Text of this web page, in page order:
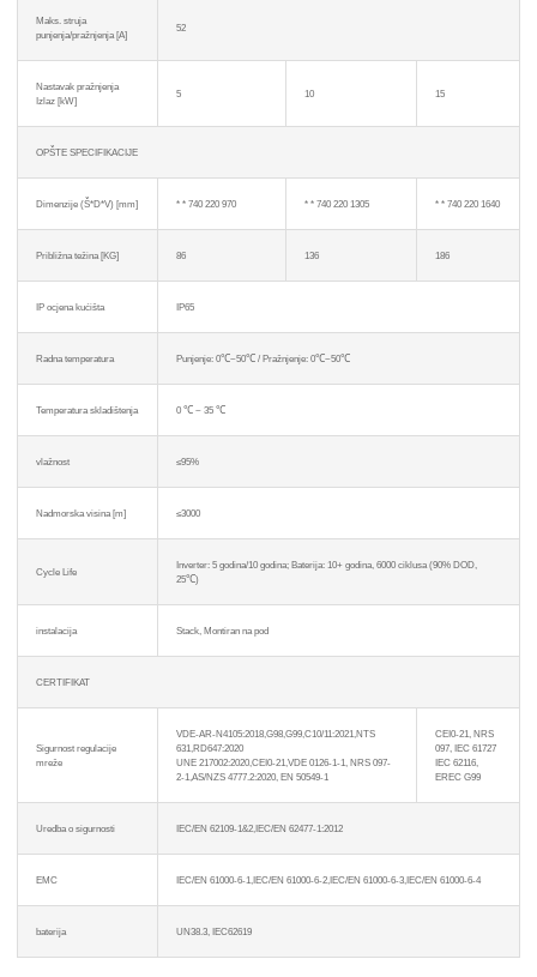
Maks. struja
punjenja/pražnjenja [A]
52
Nastavak pražnjenja
Izlaz [kW]
5 10 15
OPŠTE SPECIFIKACIJE
Dimenzije (Š*D*V) [mm] * * 740 220 970 * * 740 220 1305 * * 740 220 1640
Približna težina [KG] 86 136 186
IP ocjena kućišta IP65
Radna temperatura Punjenje: 0℃~50℃ / Pražnjenje: 0℃~50℃
Temperatura skladištenja 0 ℃ ~ 35 ℃
vlažnost ≤95%
Nadmorska visina [m] ≤3000
Cycle Life
Inverter: 5 godina/10 godina; Baterija: 10+ godina, 6000 ciklusa (90% DOD,
25℃)
instalacija Stack, Montiran na pod
CERTIFIKAT
Sigurnost regulacije
mreže
VDE-AR-N4105:2018,G98,G99,C10/11:2021,NTS
631,RD647:2020
UNE 217002:2020,CEI0-21,VDE 0126-1-1, NRS 097-
2-1,AS/NZS 4777.2:2020, EN 50549-1
CEI0-21, NRS
097, IEC 61727
IEC 62116,
EREC G99
Uredba o sigurnosti IEC/EN 62109-1&2,IEC/EN 62477-1:2012
EMC IEC/EN 61000-6-1,IEC/EN 61000-6-2,IEC/EN 61000-6-3,IEC/EN 61000-6-4
baterija UN38.3, IEC62619
x
Kontaktirajte nas
Molimo odaberite vrstu proizvoda